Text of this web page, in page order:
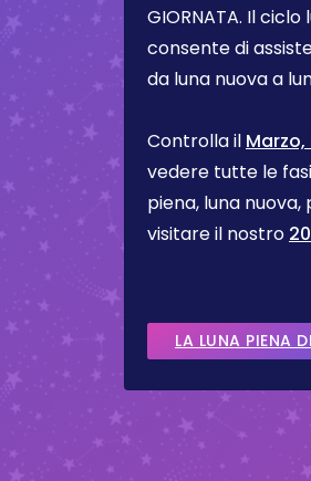
GIORNATA. Il
consente di
da luna nuova a
Controlla il
vedere tutte le
piena, luna
visitare il nostro
LA LUNA PIENA